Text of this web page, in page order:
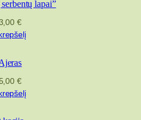
lapai”
€
5,00 €